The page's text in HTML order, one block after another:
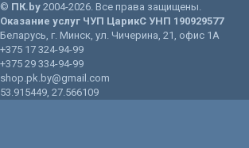
© ПК.by 2004-2026. Все права защищены.
Оказание услуг ЧУП ЦарикС УНП 190929577
Беларусь, г. Минск, ул. Чичерина, 21 , офис 1А
+375 17 324-94-99
+375 29 334-94-99
shop.pk.by@gmail.com
53.915449, 27.566109